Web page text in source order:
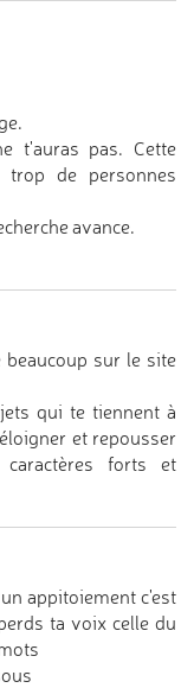
t'auras pas. Cette
de personnes
avance.
sur le site
qui te tiennent à
et repousser
forts et
appitoiement c'est
ta voix celle du